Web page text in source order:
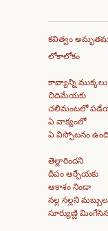
కవిత్వం
లోకాలోకం
కావ్యాన్ని
చిదిమేయకు
చలిమంటలో
ఏ వాక్యంలో
ఏ విస్పోటనం
తెల్లారిందని
దీపం ఆర్పేయకు
ఆకాశం నిండా
నల్ల నల్లని
సూర్యుణ్ణి